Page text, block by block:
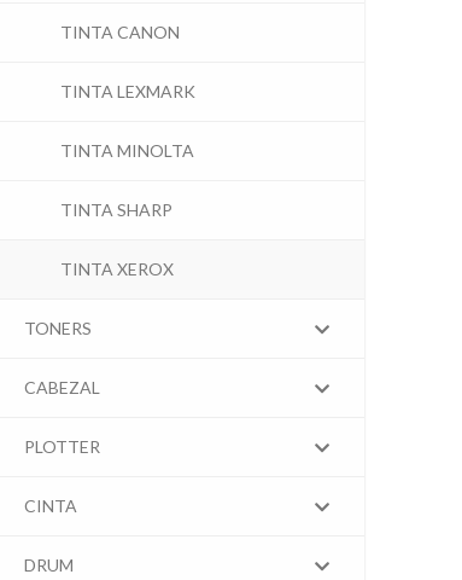
TINTA CANON
TINTA LEXMARK
TINTA MINOLTA
TINTA SHARP
TINTA XEROX
TONERS
CABEZAL
PLOTTER
CINTA
DRUM